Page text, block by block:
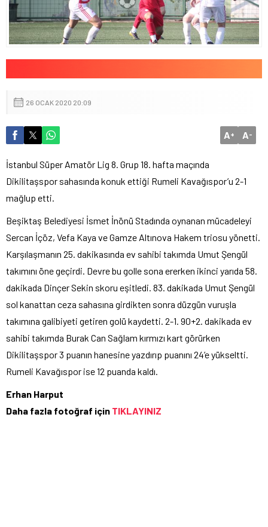
26 OCAK 2020 20:09
A+ A-
İstanbul Süper Amatör Lig 8. Grup 18. hafta maçında
Dikilitaşspor sahasında konuk ettiği Rumeli Kavağıspor’u 2-1
mağlup etti.
Beşiktaş Belediyesi İsmet İnönü Stadında oynanan mücadeleyi
Sercan İçöz, Vefa Kaya ve Gamze Altınova Hakem triosu yönetti.
Karşılaşmanın 25. dakikasında ev sahibi takımda Umut Şengül
takımını öne geçirdi. Devre bu golle sona ererken ikinci yarıda 58.
dakikada Dinçer Sekin skoru eşitledi. 83. dakikada Umut Şengül
sol kanattan ceza sahasına girdikten sonra düzgün vuruşla
takımına galibiyeti getiren golü kaydetti. 2-1. 90+2. dakikada ev
sahibi takımda Burak Can Sağlam kırmızı kart görürken
Dikilitaşspor 3 puanın hanesine yazdırıp puanını 24’e yükseltti.
Rumeli Kavağıspor ise 12 puanda kaldı.
Erhan Harput
Daha fazla fotoğraf için TIKLAYINIZ